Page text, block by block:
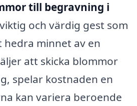
till begravning i
och värdig gest som
hedra minnet av en
att skicka blommor
spelar kostnaden en
kan variera beroende